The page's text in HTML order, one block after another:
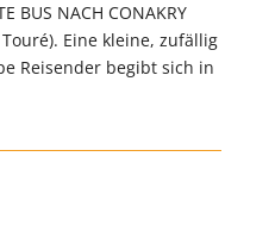
BUS NACH CONAKRY
Eine kleine, zufällig
Reisender begibt sich in